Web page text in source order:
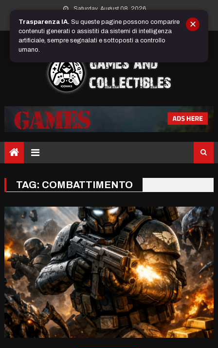
content
Saturday, August 08, 2026
TAG: COMBATTIMENTO
Trasparenza IA. Su queste pagine possono comparire
contenuti generati o assistiti da sistemi di intelligenza
artificiale, sempre segnalati e sottoposti a controllo
umano.
✕